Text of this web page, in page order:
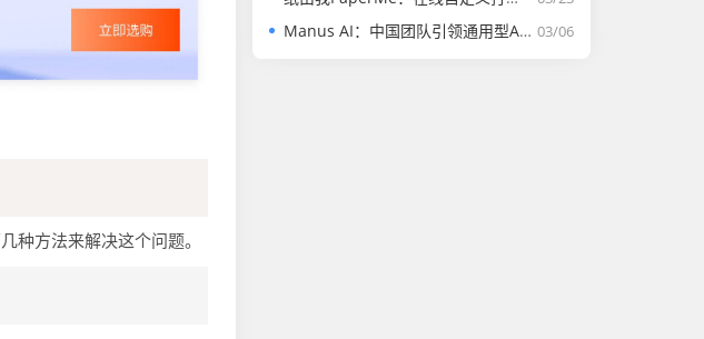
种方法来解决这个问题。
03/06
Manus AI：中国团队引领通用型AI Agent革命的里程碑